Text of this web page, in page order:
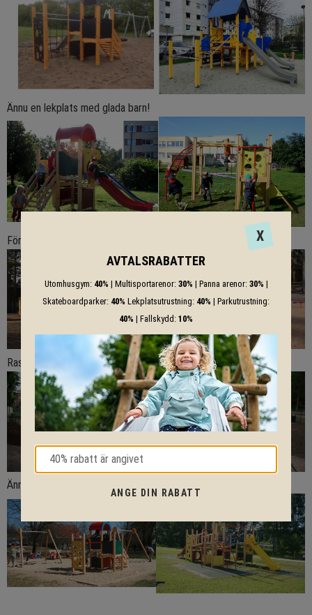
Ännu en lekplats med glada barn!
Förskola
Rastgård för hundar
Ännu en lekplats
X
AVTALSRABATTER
Utomhusgym: 40% | Multisportarenor: 30% | Panna arenor: 30% |
Skateboardparker: 40% Lekplatsutrustning: 40% | Parkutrustning:
40% | Fallskydd: 10%
ANGE DIN RABATT